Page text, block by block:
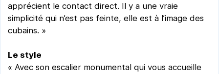
apprécient le contact direct. Il y a une vraie
simplicité qui n’est pas feinte, elle est à l’image des
cubains. »
Le style
« Avec son escalier monumental qui vous accueille